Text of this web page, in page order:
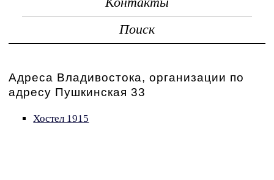
Поиск
Адреса Владивостока, организации по
адресу Пушкинская 33
Хостел 1915